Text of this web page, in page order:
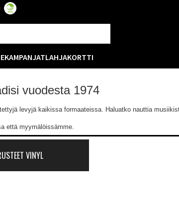
KAMPANJATLAHJAKORTTI
vuodesta 1974
levyjä kaikissa formaateissa. Haluatko nauttia
että myymälöissämme.
VINYL